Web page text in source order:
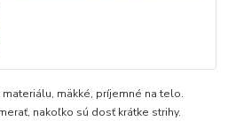
mäkké, príjemné na telo.
nakoľko sú dosť krátke strihy.